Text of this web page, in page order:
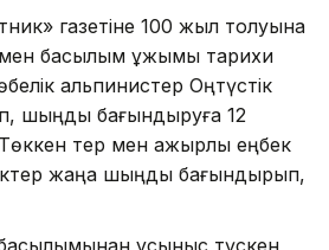
газетіне 100 жыл толуына
басылым ұжымы тарихи
альпинистер Оңтүстік
шыңды бағындыруға 12
тер мен қажырлы еңбек
жаңа шыңды бағындырып,
басылымынан ұсыныс түскен